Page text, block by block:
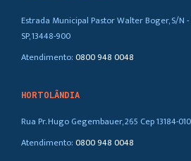
Estrada Municipal Pastor Walter Boger, S/N
SP, 13448-900
Atendimento:0800 948 0048
HORTOLÂNDIA
Rua Pr. Hugo Gegembauer, 265 Cep 13184-
Atendimento:0800 948 0048